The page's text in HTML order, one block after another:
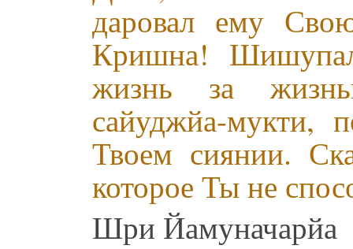
даровал ему
Кришна!
жизнь за
сайуджйа-мукти,
Твоем сиянии.
которое Ты не
Шри Йамуначарйа